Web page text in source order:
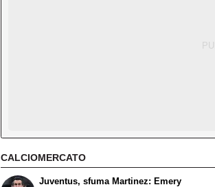
CALCIOMERCATO
Juventus, sfuma Martinez: Emery